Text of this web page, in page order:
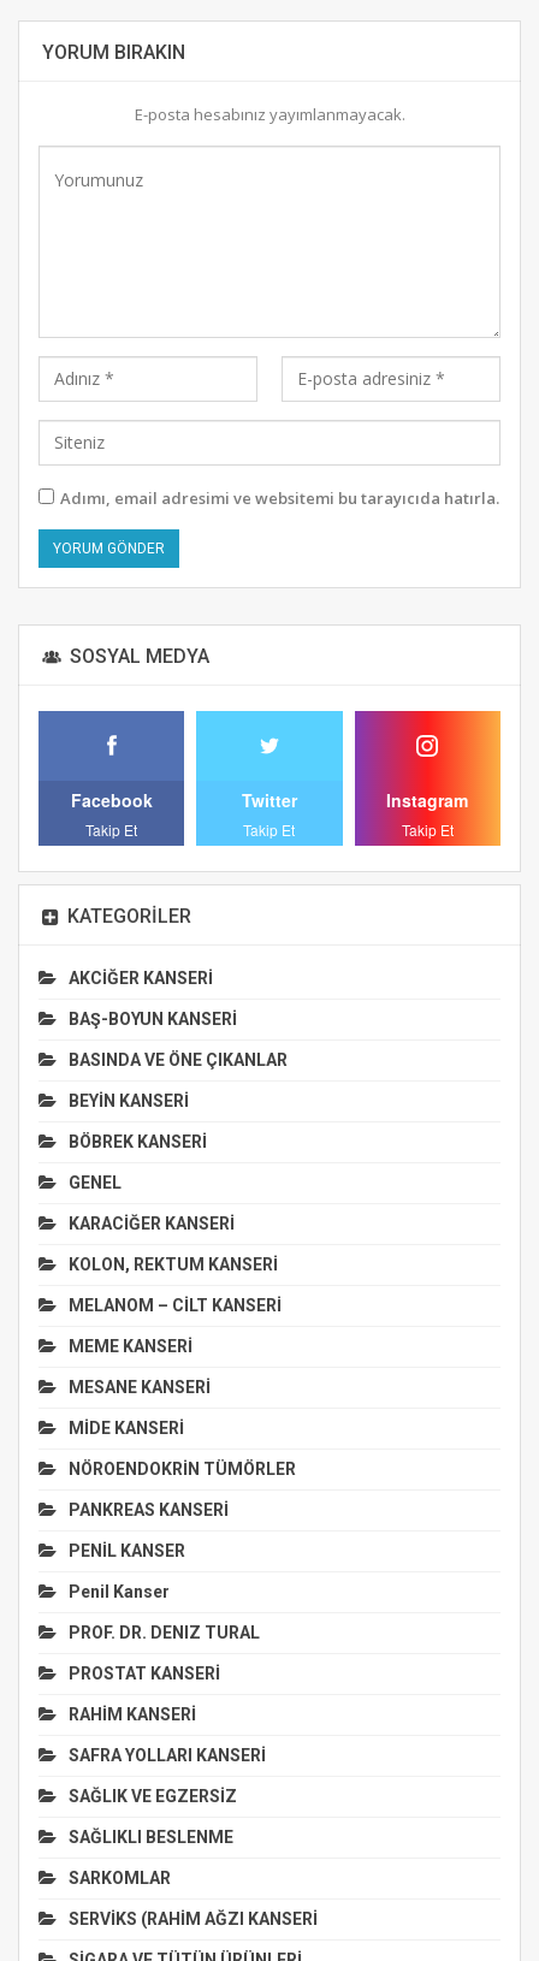
YORUM BIRAKIN
E-posta hesabınız yayımlanmayacak.
Adımı, email adresimi ve websitemi bu tarayıcıda hatırla.
SOSYAL MEDYA
Facebook
Takip Et
Twitter
Takip Et
Instagram
Takip Et
KATEGORILER
AKCİĞER KANSERİ
BAŞ-BOYUN KANSERİ
BASINDA VE ÖNE ÇIKANLAR
BEYİN KANSERİ
BÖBREK KANSERİ
GENEL
KARACİĞER KANSERİ
KOLON, REKTUM KANSERİ
MELANOM – CİLT KANSERİ
MEME KANSERİ
MESANE KANSERİ
MİDE KANSERİ
NÖROENDOKRİN TÜMÖRLER
PANKREAS KANSERİ
PENİL KANSER
Penil Kanser
PROF. DR. DENIZ TURAL
PROSTAT KANSERİ
RAHİM KANSERİ
SAFRA YOLLARI KANSERİ
SAĞLIK VE EGZERSİZ
SAĞLIKLI BESLENME
SARKOMLAR
SERVİKS (RAHİM AĞZI KANSERİ